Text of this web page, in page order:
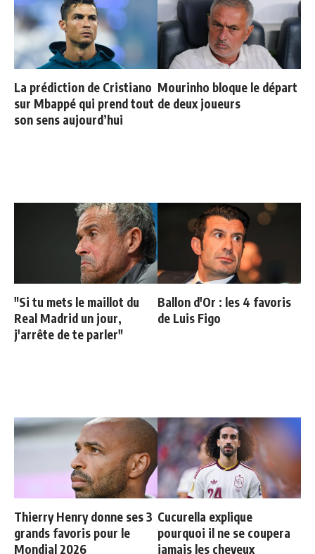
La prédiction de Cristiano
sur Mbappé qui prend tout
son sens aujourd’hui
Mourinho bloque le départ
de deux joueurs
"Si tu mets le maillot du
Real Madrid un jour,
j'arrête de te parler"
Ballon d'Or : les 4 favoris
de Luis Figo
Thierry Henry donne ses 3
grands favoris pour le
Mondial 2026
Cucurella explique
pourquoi il ne se coupera
jamais les cheveux